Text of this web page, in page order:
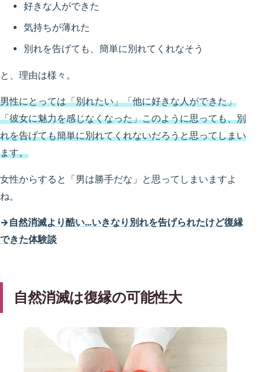
好きな人ができた
気持ちが薄れた
別れを告げても、簡単に別れてくれなそう
と、理由は様々。
男性にとっては「別れたい」「他に好きな人ができた」
「彼女に魅力を感じなくなった」このように思っても、別
れを告げても簡単に別れてくれないだろうと思ってしまい
ます。
女性からすると「男は勝手だな」と思ってしまいますよ
ね。
→ 自然消滅より酷い…いきなり別れを告げられたけど復縁
できた体験談
自然消滅は復縁の可能性大